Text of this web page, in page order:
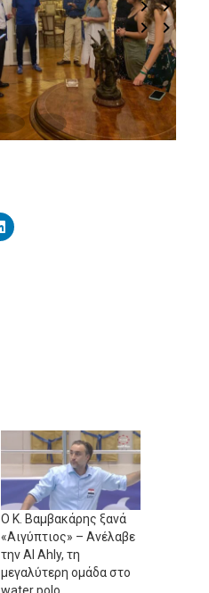
Ο Κ. Βαμβακάρης ξανά
«Αιγύπτιος» – Ανέλαβε
την Al Ahly, τη
μεγαλύτερη ομάδα στο